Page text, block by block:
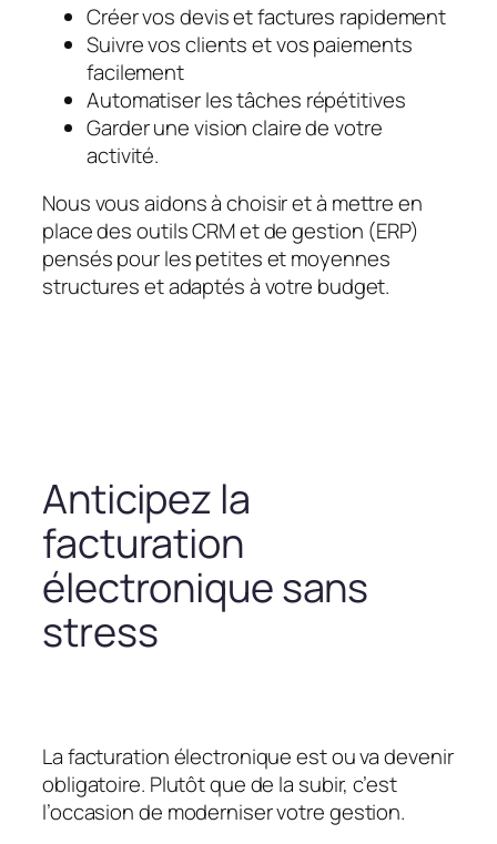
Créer vos devis et factures rapidement
Suivre vos clients et vos paiements
facilement
Automatiser les tâches répétitives
Garder une vision claire de votre
activité.
Nous vous aidons à choisir et à mettre en
place des outils CRM et de gestion (ERP)
pensés pour les petites et moyennes
structures et adaptés à votre budget.
Anticipez la
facturation
électronique sans
stress
La facturation électronique est ou va devenir
obligatoire. Plutôt que de la subir, c’est
l’occasion de moderniser votre gestion.